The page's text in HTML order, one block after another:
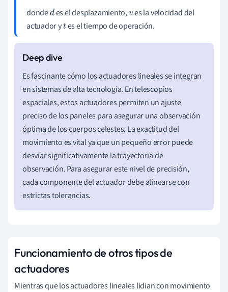
dondedes el desplazamiento,v es la velocidad del
actuador ytes el tiempo de operación.
Es fascinante cómo los actuadores lineales se integran
en sistemas de alta tecnología. En telescopios
espaciales, estos actuadores permiten un ajuste
preciso de los paneles para asegurar una observación
óptima de los cuerpos celestes. La exactitud del
movimiento es vital ya que un pequeño error puede
desviar significativamente la trayectoria de
observación. Para asegurar este nivel de precisión,
cada componente del actuador debe alinearse con
estrictas tolerancias.
Funcionamiento de otros tipos de
actuadores
Mientras que los actuadores lineales lidian con movimiento